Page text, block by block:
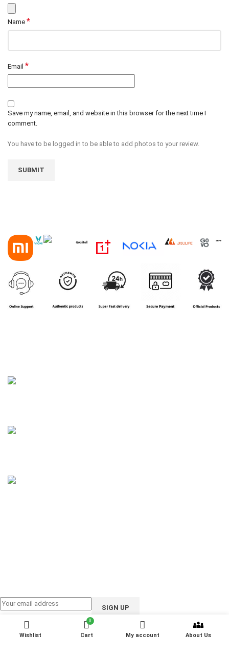
Name *
Email *
Save my name, email, and website in this browser for the next time I
comment.
You have to be logged in to be able to add photos to your review.
Wishlist
0
Cart My account About Us